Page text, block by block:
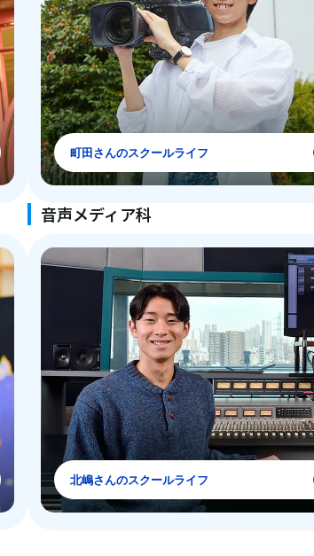
町田さんのスクールライフ
音声メディア科
北嶋さんのスクールライフ